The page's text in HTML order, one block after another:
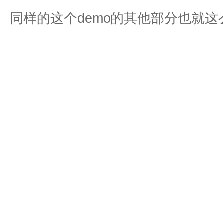
同样的这个demo的其他部分也就这